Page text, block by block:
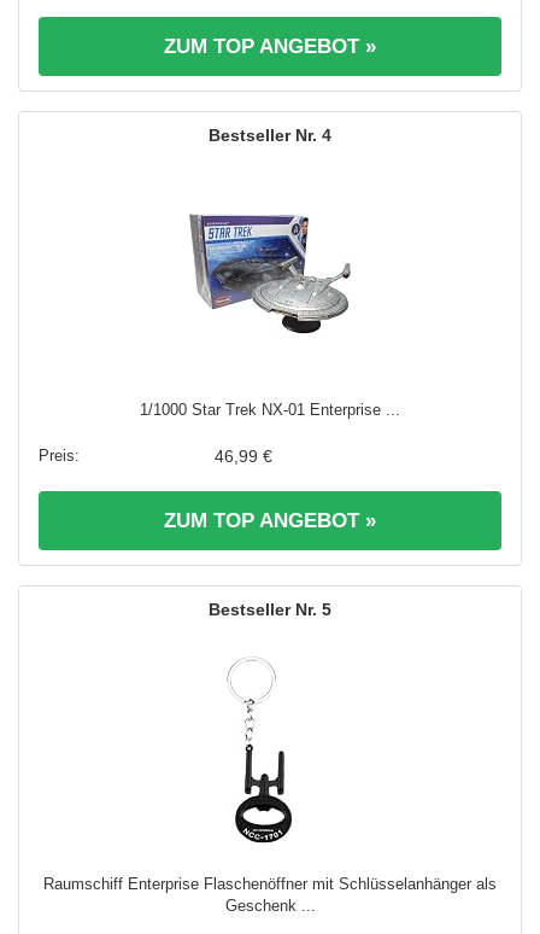
ZUM TOP ANGEBOT »
4
1/1000 Star Trek NX-01 Enterprise ...
46,99 €
ZUM TOP ANGEBOT »
5
Raumschiff Enterprise Flaschenöffner mit Schlüsselanhänger als
Geschenk ...